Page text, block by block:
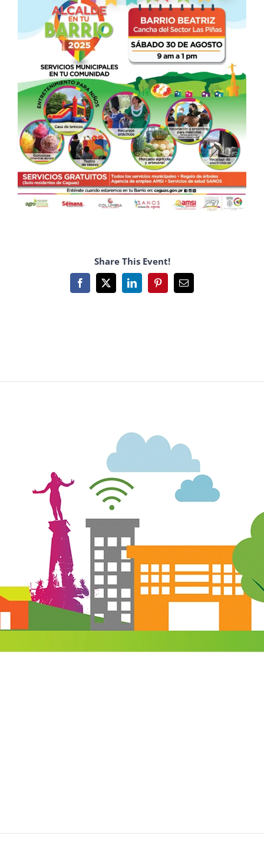
Share This Event!
Facebook
X LinkedInPinterestEmail